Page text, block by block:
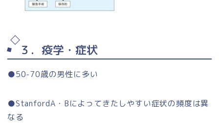
３．疫学・症状
●50-70歳の男性に多い
●StanfordA・Bによってきたしやすい症状の頻度は異
なる